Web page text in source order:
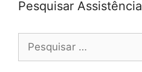
Pesquisar
por: